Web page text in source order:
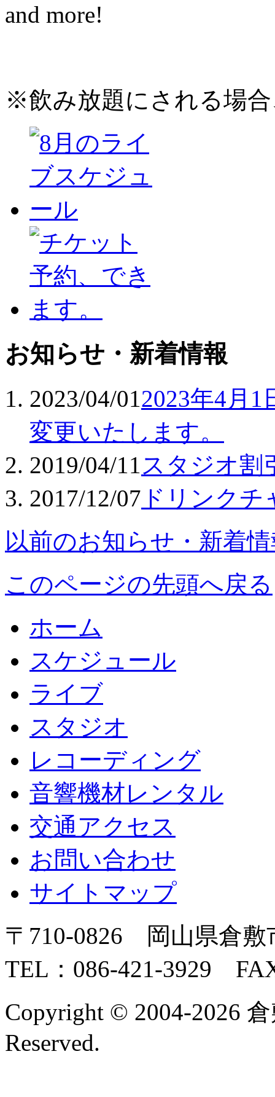
and more!
※飲み放題にされる場
お知らせ・新着情報
2023/04/012023年4月
変更いたします。
2019/04/11 スタジオ割
2017/12/07 ドリンク
以前のお知らせ・新着
このページの先頭へ戻る
ホーム
スケジュール
ライブ
スタジオ
レコーディング
音響機材レンタル
交通アクセス
お問い合わせ
サイトマップ
〒710-0826 岡山県倉敷
TEL：086-421-3929
Copyright © 2004-2026
Reserved.